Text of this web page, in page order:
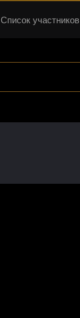
Список участников